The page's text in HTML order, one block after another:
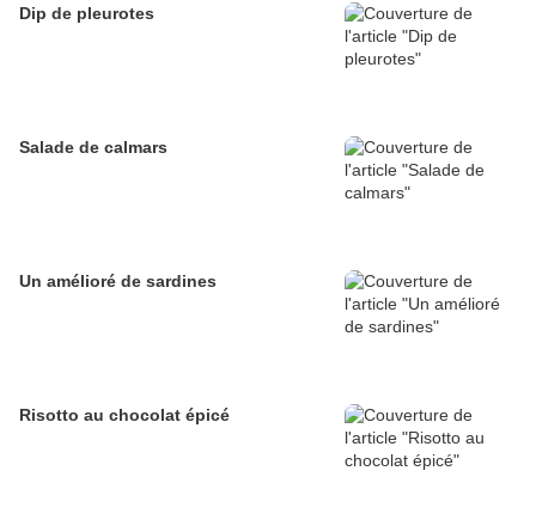
Dip de pleurotes
Salade de calmars
Un amélioré de sardines
Risotto au chocolat épicé